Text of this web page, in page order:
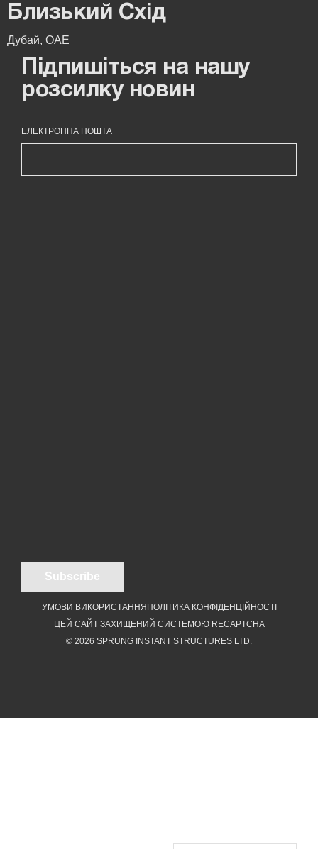
Близький Схід
Дубай, ОАЕ
Підпишіться на нашу
розсилку новин
ЕЛЕКТРОННА ПОШТА
УМОВИ ВИКОРИСТАННЯ ПОЛІТИКА КОНФІДЕНЦІЙНОСТІ
ЦЕЙ САЙТ ЗАХИЩЕНИЙ СИСТЕМОЮ RECAPTCHA
© 2026 SPRUNG INSTANT STRUCTURES LTD.